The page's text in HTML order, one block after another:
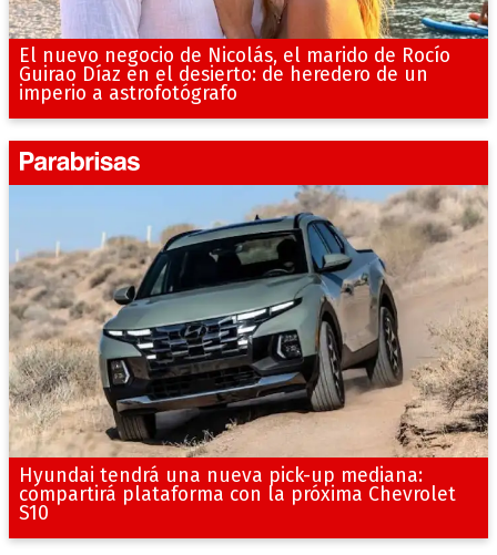
El nuevo negocio de Nicolás, el marido de Rocío
Guirao Díaz en el desierto: de heredero de un
imperio a astrofotógrafo
Hyundai tendrá una nueva pick-up mediana:
compartirá plataforma con la próxima Chevrolet
S10